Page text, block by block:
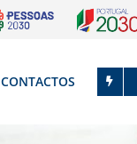
CONTACTOS